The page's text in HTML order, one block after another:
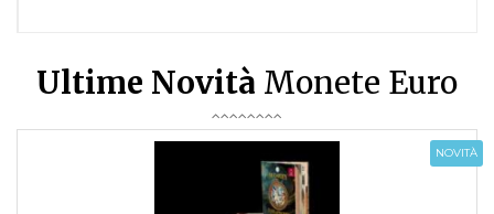
Ultime Novità Monete Euro
NOVITÀ